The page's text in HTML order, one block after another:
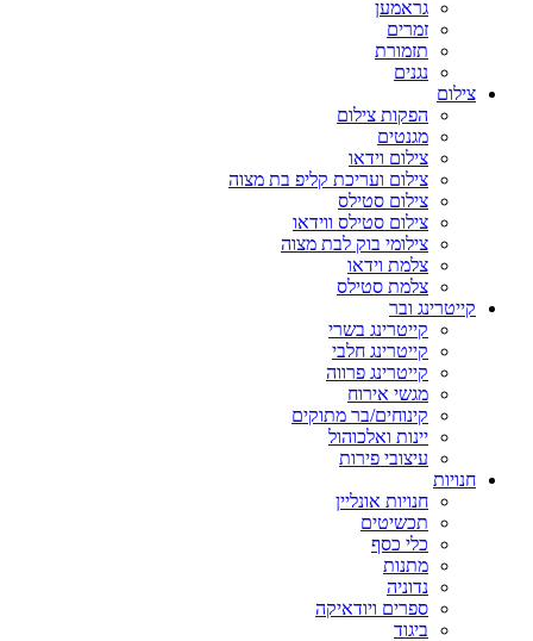
גראמען
זמרים
תזמורת
נגנים
צילום
הפקות צילום
מגנטים
צילום וידאו
צילום ועריכת קליפ בת מצוה
צילום סטילס
צילום סטילס ווידאו
צילומי בוק לבת מצוה
צלמת וידאו
צלמת סטילס
קייטרינג ובר
קייטרינג בשרי
קייטרינג חלבי
קייטרינג פרווה
מגשי אירוח
קינוחים/בר מתוקים
יינות ואלכוהול
עיצובי פירות
חנויות
חנויות אונליין
תכשיטים
כלי כסף
מתנות
נדוניה
ספרים ויודאיקה
ביגוד